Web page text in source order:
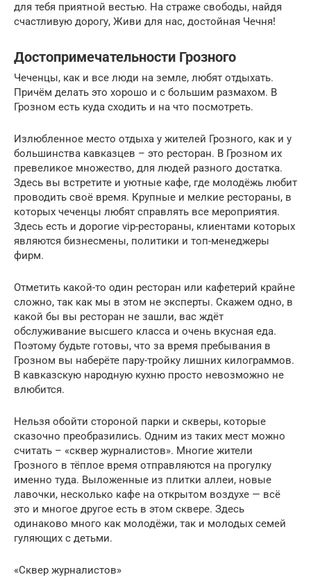
для тебя приятной вестью. На страже свободы, найдя
счастливую дорогу, Живи для нас, достойная Чечня!
Достопримечательности Грозного
Чеченцы, как и все люди на земле, любят отдыхать.
Причём делать это хорошо и с большим размахом. В
Грозном есть куда сходить и на что посмотреть.
Излюбленное место отдыха у жителей Грозного, как и у
большинства кавказцев – это ресторан. В Грозном их
превеликое множество, для людей разного достатка.
Здесь вы встретите и уютные кафе, где молодёжь любит
проводить своё время. Крупные и мелкие рестораны, в
которых чеченцы любят справлять все мероприятия.
Здесь есть и дорогие vip-рестораны, клиентами которых
являются бизнесмены, политики и топ-менеджеры
фирм.
Отметить какой-то один ресторан или кафетерий крайне
сложно, так как мы в этом не эксперты. Скажем одно, в
какой бы вы ресторан не зашли, вас ждёт
обслуживание высшего класса и очень вкусная еда.
Поэтому будьте готовы, что за время пребывания в
Грозном вы наберёте пару-тройку лишних килограммов.
В кавказскую народную кухню просто невозможно не
влюбится.
Нельзя обойти стороной парки и скверы, которые
сказочно преобразились. Одним из таких мест можно
считать – «сквер журналистов». Многие жители
Грозного в тёплое время отправляются на прогулку
именно туда. Выложенные из плитки аллеи, новые
лавочки, несколько кафе на открытом воздухе — всё
это и многое другое есть в этом сквере. Здесь
одинаково много как молодёжи, так и молодых семей
гуляющих с детьми.
«Сквер журналистов»